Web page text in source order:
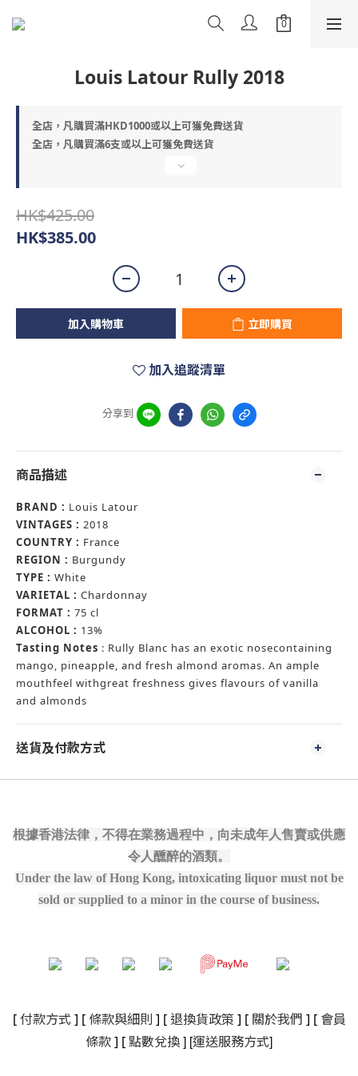
Louis Latour Rully 2018
全店，凡購買滿HKD1000或以上可獲免費送貨
全店，凡購買滿6支或以上可獲免費送貨
HK$425.00
HK$385.00
加入購物車 立即購買
加入追蹤清單
分享到
商品描述
BRAND : Louis Latour
VINTAGES : 2018
COUNTRY : France
REGION : Burgundy
TYPE : White
VARIETAL : Chardonnay
FORMAT : 75 cl
ALCOHOL : 13%
Tasting Notes : Rully Blanc has an exotic nosecontaining
mango, pineapple, and fresh almond aromas. An ample
mouthfeel withgreat freshness gives flavours of vanilla
and almonds
送貨及付款方式
根據香港法律，不得在業務過程中，向未成年人售賣或供應
令人醺醉的酒類。
Under the law of Hong Kong, intoxicating liquor must not be
sold or supplied to a minor in the course of business.
[ 付款方式 ] [ 條款與細則 ] [ 退換貨政策 ] [ 關於我們 ] [ 會員
條款] [點數兌換] [運送服務方式]